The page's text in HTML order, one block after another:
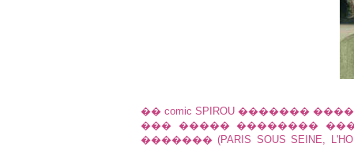
�� comic SPIROU �������
��� ����� ��������
������� (PARIS SOUS SEINE,